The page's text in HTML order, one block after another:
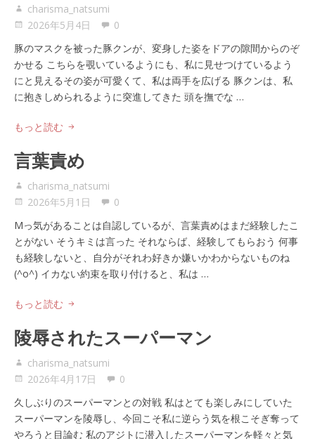
charisma_natsumi
2026年5月4日
0
豚のマスクを被った豚クンが、変身した姿をドアの隙間からのぞ
かせる こちらを覗いているようにも、私に見せつけているよう
にと見えるその姿が可愛くて、私は両手を広げる 豚クンは、私
に抱きしめられるように突進してきた 頭を撫でな …
もっと読む
言葉責め
charisma_natsumi
2026年5月1日
0
Mっ気があることは自認しているが、言葉責めはまだ経験したこ
とがない そうキミは言った それならば、経験してもらおう 何事
も経験しないと、自分がそれわ好きか嫌いかわからないものね
(^o^) イカない約束を取り付けると、私は …
もっと読む
陵辱されたスーパーマン
charisma_natsumi
2026年4月17日
0
久しぶりのスーパーマンとの対戦 私はとても楽しみにしていた
スーパーマンを陵辱し、今回こそ私に逆らう気を根こそぎ奪って
やろうと目論む 私のアジトに潜入したスーパーマンを軽々と気